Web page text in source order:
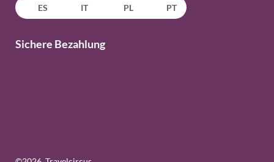
ES IT PL PT
Sichere Bezahlung